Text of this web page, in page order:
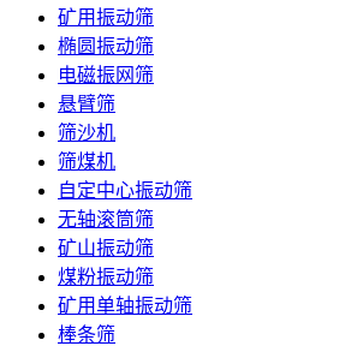
矿用振动筛
椭圆振动筛
电磁振网筛
悬臂筛
筛沙机
筛煤机
自定中心振动筛
无轴滚筒筛
矿山振动筛
煤粉振动筛
矿用单轴振动筛
棒条筛